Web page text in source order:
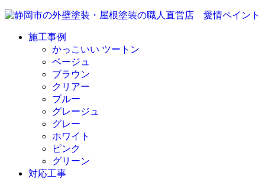
施工事例
かっこいい ツートン
ベージュ
ブラウン
クリアー
ブルー
グレージュ
グレー
ホワイト
ピンク
グリーン
対応工事